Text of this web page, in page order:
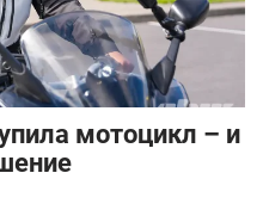
мотоцикл – и